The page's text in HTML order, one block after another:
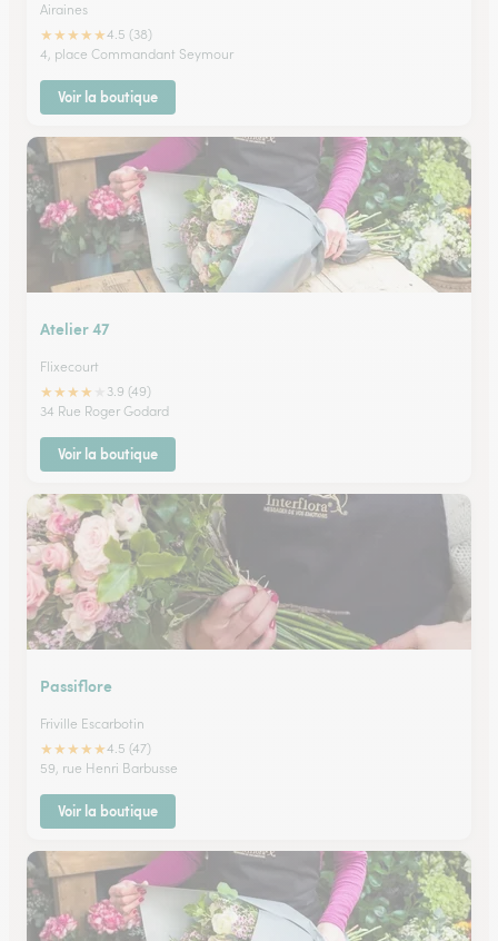
Airaines
★★★★★4.5 (38)
4, place Commandant Seymour
Voir la boutique
Atelier 47
Flixecourt
★★★★
3.9 (49)
34 Rue Roger Godard
Voir la boutique
Passiflore
Friville Escarbotin
★★★★★4.5 (47)
59, rue Henri Barbusse
Voir la boutique